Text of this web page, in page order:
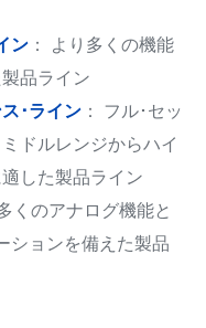
ン： より多くの機能
品ライン
･ライン： フル･セッ
ドルレンジからハイ
した製品ライン
くのアナログ機能と
ションを備えた製品